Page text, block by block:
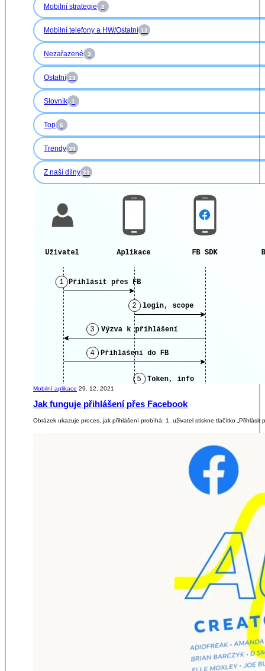
Mobilní strategie 2
Mobilní telefony a HW/Ostatní 12
Nezařazené 3
Ostatní 13
Slovník 1
Top 6
Trendy 39
Z naší dílny 21
Mobilní aplikace 29. 12. 2021
Jak funguje přihlášení přes Facebook
Obrázek ukazuje proces, jak přihlášení probíhá: 1. uživatel stiskne tlačítko